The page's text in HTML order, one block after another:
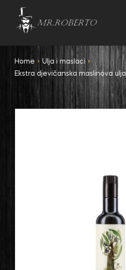
Home
Ulja i maslaci
Ekstra djevičanska maslinova ulja